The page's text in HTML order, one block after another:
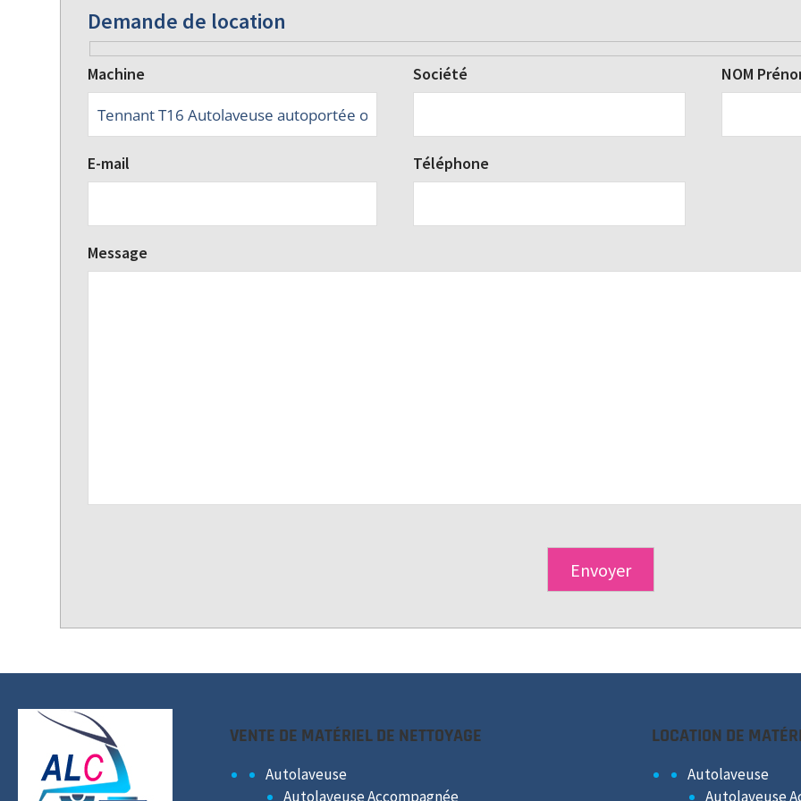
Demande de location
Machine Société NOM
E-mail Téléphone
Message
VENTE DE MATÉRIEL DE NETTOYAGE
Autolaveuse
Autolaveuse Accompagnée
LOCATION DE
Autolaveuse
Autolaveuse